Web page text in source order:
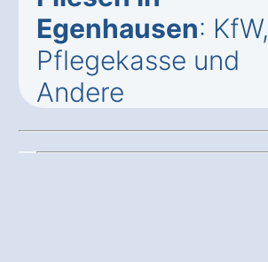
Egenhausen: KfW,
Pflegekasse und
Andere